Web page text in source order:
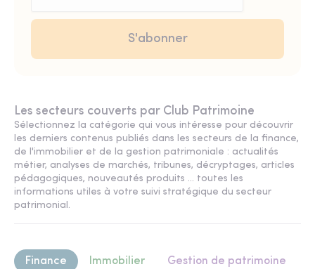
Les secteurs couverts par Club Patrimoine
Sélectionnez la catégorie qui vous intéresse pour découvrir
les derniers contenus publiés dans les secteurs de la finance,
de l'immobilier et de la gestion patrimoniale : actualités
métier, analyses de marchés, tribunes, décryptages, articles
pédagogiques, nouveautés produits ... toutes les
informations utiles à votre suivi stratégique du secteur
patrimonial.
Finance Immobilier Gestion de patrimoine